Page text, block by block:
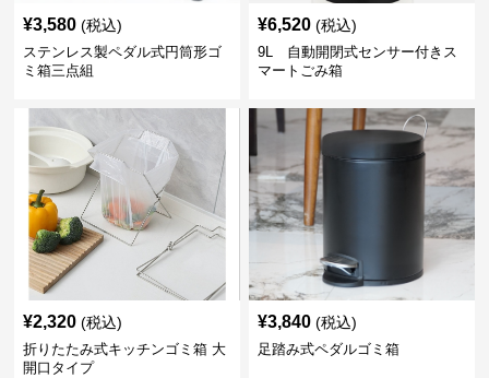
¥3,580 (税込)
ステンレス製ペダル式円筒形ゴ
ミ箱三点組
¥6,520 (税込)
9L 自動開閉式センサー付きス
マートごみ箱
¥2,320 (税込)
折りたたみ式キッチンゴミ箱 大
開口タイプ
¥3,840 (税込)
足踏み式ペダルゴミ箱